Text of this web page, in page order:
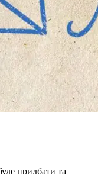
придбати та